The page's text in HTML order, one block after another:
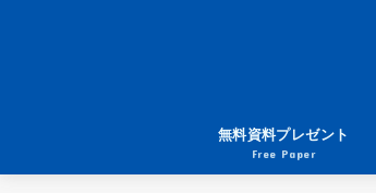
無料資料プレゼント
Free Paper